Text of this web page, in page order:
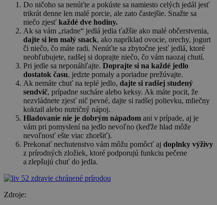
Do ničoho sa nenúťte a pokúste sa namiesto celých jedál jesť
trikrát denne len malé porcie, ale zato častejšie. Snažte sa
niečo zjesť každé dve hodiny.
Ak sa vám „riadne“ jedlá jedia ťažšie ako malé občerstvenia,
dajte si len malý snack, ako napríklad ovocie, orechy, jogurt
či niečo, čo máte radi. Nenúťte sa zbytočne jesť jedlá, ktoré
neobľubujete, radšej si doprajte niečo, čo vám naozaj chutí.
Pri jedle sa neponáhľajte. Doprajte si na každé jedlo
dostatok času, jedzte pomaly a poriadne prežúvajte.
Ak nemáte chuť na teplé jedlo, dajte si radšej studený
sendvič, prípadne sucháre alebo keksy. Ak máte pocit, že
nezvládnete zjesť nič pevné, dajte si radšej polievku, mliečny
koktail alebo nutričný nápoj.
Hladovanie nie je dobrým nápadom ani v prípade, aj je
vám pri pomyslení na jedlo nevoľno (keďže hlad môže
nevoľnosť ešte viac zhoršiť).
Prekonať nechutenstvo vám môžu pomôcť aj doplnky výživy
z prírodných zložiek, ktoré podporujú funkciu pečene
a zlepšujú chuť do jedla.
Zdroje: